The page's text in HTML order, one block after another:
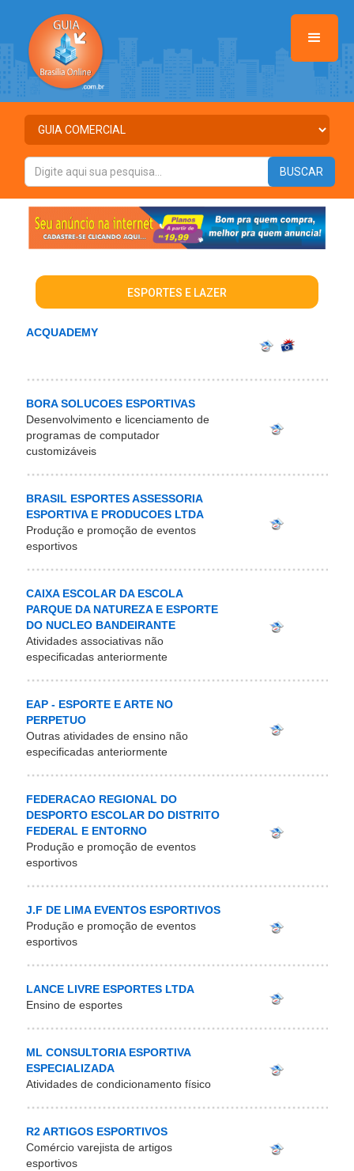
ESPORTES E LAZER
ACQUADEMY
BORA SOLUCOES ESPORTIVAS
Desenvolvimento e licenciamento de
programas de computador
customizáveis
BRASIL ESPORTES ASSESSORIA
ESPORTIVA E PRODUCOES LTDA
Produção e promoção de eventos
esportivos
CAIXA ESCOLAR DA ESCOLA
PARQUE DA NATUREZA E ESPORTE
DO NUCLEO BANDEIRANTE
Atividades associativas não
especificadas anteriormente
EAP - ESPORTE E ARTE NO
PERPETUO
Outras atividades de ensino não
especificadas anteriormente
FEDERACAO REGIONAL DO
DESPORTO ESCOLAR DO DISTRITO
FEDERAL E ENTORNO
Produção e promoção de eventos
esportivos
J.F DE LIMA EVENTOS ESPORTIVOS
Produção e promoção de eventos
esportivos
LANCE LIVRE ESPORTES LTDA
Ensino de esportes
ML CONSULTORIA ESPORTIVA
ESPECIALIZADA
Atividades de condicionamento físico
R2 ARTIGOS ESPORTIVOS
Comércio varejista de artigos
esportivos